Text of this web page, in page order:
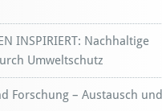
INSPIRIERT: Nachhaltige
Umweltschutz
Forschung – Austausch und